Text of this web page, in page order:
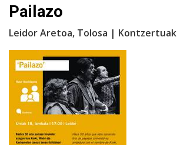
Pailazo
Leidor Aretoa, Tolosa | Kontzertuak